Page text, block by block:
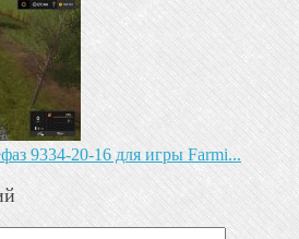
9334-20-16 для игры Farmi...